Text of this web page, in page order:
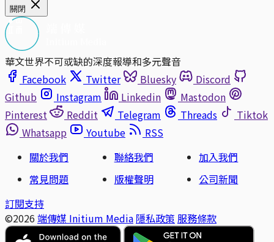
關閉
華文世界不可或缺的深度報導和多元聲音
Facebook
Twitter Bluesky
Discord
Github
Instagram Linkedin
Mastodon
Pinterest
Reddit Telegram Threads
Tiktok
Whatsapp
Youtube
RSS
關於我們
聯絡我們
加入我們
常見問題
版權聲明
公司新聞
訂閱支持
©2026 端傳媒 Initium Media 隱私政策 服務條款